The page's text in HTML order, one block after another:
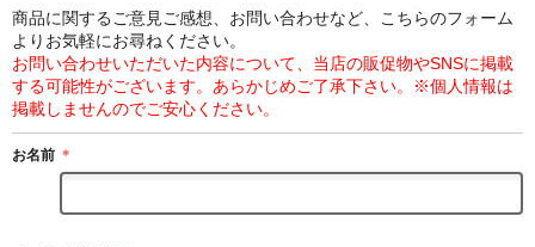
商品に関するご意見ご感想、お問い合わせなど、こちらのフォーム
よりお気軽にお尋ねください。
お問い合わせいただいた内容について、当店の販促物やSNSに掲載
する可能性がございます。あらかじめご了承下さい。※個人情報は
掲載しませんのでご安心ください。
お名前 ＊